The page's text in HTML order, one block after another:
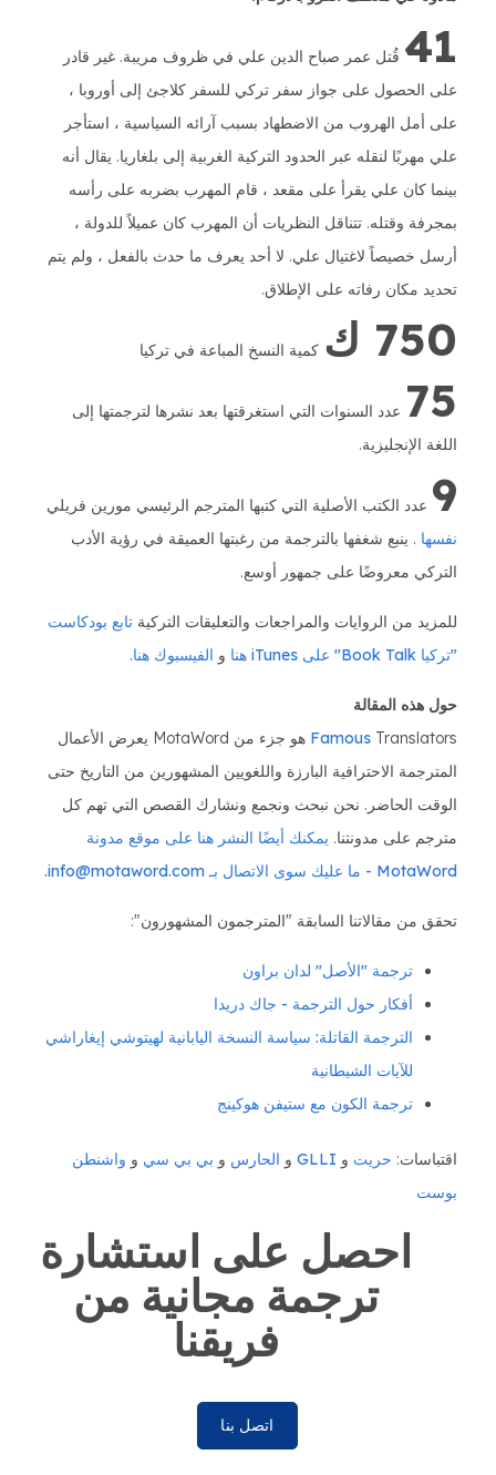
41 قُتل عمر صباح الدين علي في ظروف مريبة. غير قادر
على الحصول على جواز سفر تركي للسفر كلاجئ إلى أوروبا ،
على أمل الهروب من الاضطهاد بسبب آرائه السياسية ، استأجر
علي مهربًا لنقله عبر الحدود التركية الغربية إلى بلغاريا. يقال أنه
بينما كان علي يقرأ على مقعد ، قام المهرب بضربه على رأسه
بمجرفة وقتله. تتناقل النظريات أن المهرب كان عميلاً للدولة ،
أرسل خصيصاً لاغتيال علي. لا أحد يعرف ما حدث بالفعل ، ولم يتم
تحديد مكان رفاته على الإطلاق.
750 ك كمية النسخ المباعة في تركيا
75 عدد السنوات التي استغرقتها بعد نشرها لترجمتها إلى
اللغة الإنجليزية.
9 عدد الكتب الأصلية التي كتبها المترجم الرئيسي مورين فريلي
نفسها . ينبع شغفها بالترجمة من رغبتها العميقة في رؤية الأدب
التركي معروضًا على جمهور أوسع.
للمزيد من الروايات والمراجعات والتعليقات التركية تابع بودكاست
"تركيا Book Talk" على iTunes هنا
و الفيسبوك هنا.
حول هذه المقالة
Famous
Translators هو جزء من MotaWord يعرض الأعمال
المترجمة الاحترافية البارزة واللغويين المشهورين من التاريخ حتى
الوقت الحاضر. نحن نبحث ونجمع ونشارك القصص التي تهم كل
مترجم على مدونتنا. يمكنك أيضًا النشر هنا على موقع مدونة
MotaWord - ما عليك سوى الاتصال بـ info@motaword.com.
تحقق من مقالاتنا السابقة "المترجمون المشهورون":
ترجمة "الأصل" لدان براون
أفكار حول الترجمة - جاك دريدا
الترجمة القاتلة: سياسة النسخة اليابانية لهيتوشي إيغاراشي
للآيات الشيطانية
ترجمة الكون مع ستيفن هوكينج
اقتباسات: حريت و و الحارس و بي بي سي و واشنطن
بوست
احصل على استشارة
ترجمة مجانية من
فريقنا
اتصل بنا